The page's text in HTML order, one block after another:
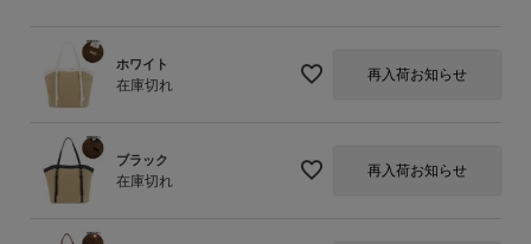
ホワイト
在庫切れ
再入荷お知らせ
ブラック
在庫切れ
再入荷お知らせ